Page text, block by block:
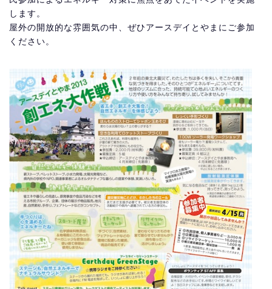
します。
屋外の開放的な雰囲気の中、ぜひアースデイとやまにご参加
ください。